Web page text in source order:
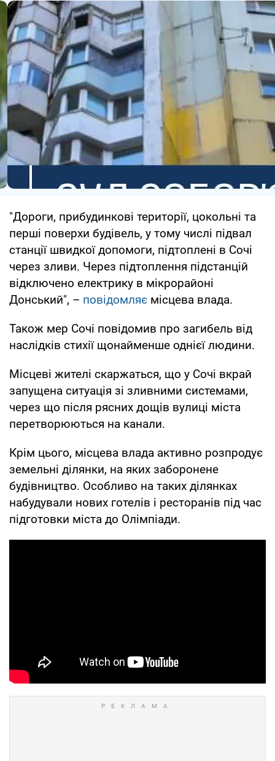
"Дороги, прибудинкові території, цокольні та
перші поверхи будівель, у тому числі підвал
станції швидкої допомоги, підтоплені в Сочі
через зливи. Через підтоплення підстанцій
відключено електрику в мікрорайоні
Донський", – повідомляє місцева влада.
Також мер Сочі повідомив про загибель від
наслідків стихії щонайменше однієї людини.
Місцеві жителі скаржаться, що у Сочі вкрай
запущена ситуація зі зливними системами,
через що після рясних дощів вулиці міста
перетворюються на канали.
Крім цього, місцева влада активно розпродує
земельні ділянки, на яких заборонене
будівництво. Особливо на таких ділянках
набудували нових готелів і ресторанів під час
підготовки міста до Олімпіади.